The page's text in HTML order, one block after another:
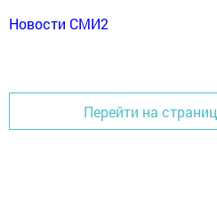
Новости СМИ2
Перейти на